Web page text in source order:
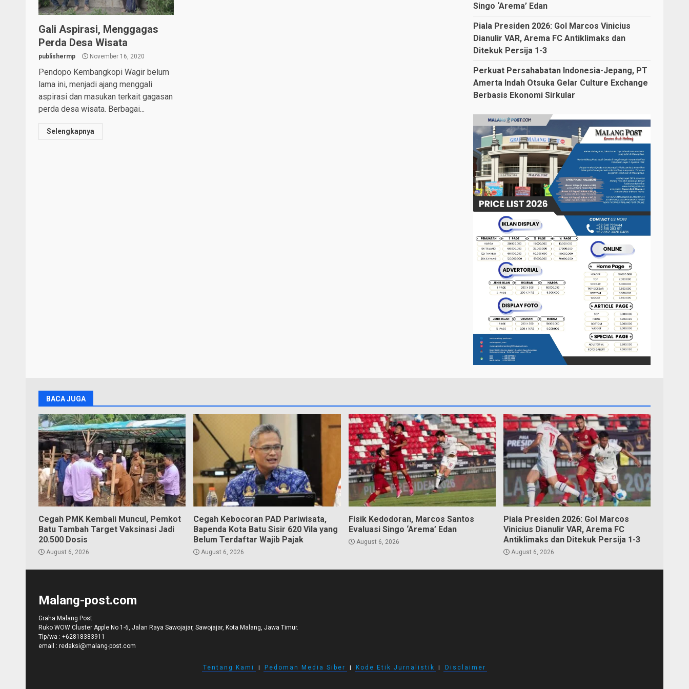
Gali Aspirasi, Menggagas
Perda Desa Wisata
publishermp November 16, 2020
Pendopo Kembangkopi Wagir belum
lama ini, menjadi ajang menggali
aspirasi dan masukan terkait gagasan
perda desa wisata. Berbagai...
Selengkapnya
Singo ‘Arema’ Edan
Piala Presiden 2026: Gol Marcos Vinicius
Dianulir VAR, Arema FC Antiklimaks dan
Ditekuk Persija 1-3
Perkuat Persahabatan Indonesia-Jepang, PT
Amerta Indah Otsuka Gelar Culture Exchange
Berbasis Ekonomi Sirkular
BACA JUGA
Cegah PMK Kembali Muncul, Pemkot
Batu Tambah Target Vaksinasi Jadi
20.500 Dosis
August 6, 2026
Cegah Kebocoran PAD Pariwisata,
Bapenda Kota Batu Sisir 620 Vila yang
Belum Terdaftar Wajib Pajak
August 6, 2026
Fisik Kedodoran, Marcos Santos
Evaluasi Singo ‘Arema’ Edan
August 6, 2026
Piala Presiden 2026: Gol Marcos
Vinicius Dianulir VAR, Arema FC
Antiklimaks dan Ditekuk Persija 1-3
August 6, 2026
Malang-post.com
Graha Malang Post
Ruko WOW Cluster Apple No 1-6, Jalan Raya Sawojajar, Sawojajar, Kota Malang, Jawa Timur.
Tlp/wa : +62818383911
email : redaksi@malang-post.com
Tentang Kami I Pedoman Media Siber I Kode Etik Jurnalistik I Disclaimer